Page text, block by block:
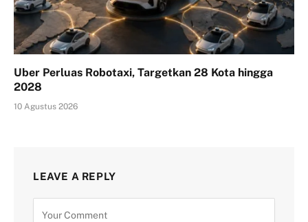
Uber Perluas Robotaxi, Targetkan 28 Kota hingga
2028
10 Agustus 2026
LEAVE A REPLY